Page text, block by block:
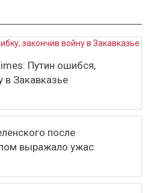
Путин ошибся,
в Закавказье
после
выражало ужас